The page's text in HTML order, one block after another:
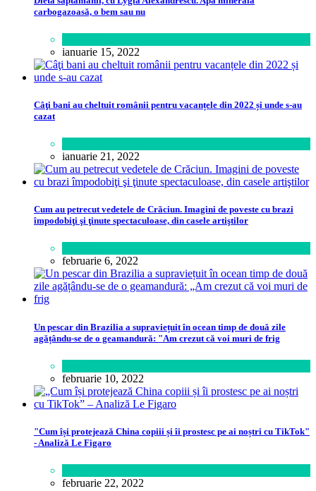
carbogazoasă, o bem sau nu
ianuarie 15, 2022
Câţi bani au cheltuit românii pentru vacanțele din 2022 și unde s-au
cazat
ianuarie 21, 2022
Cum au petrecut vedetele de Crăciun. Imagini de poveste cu brazi
împodobiţi şi ţinute spectaculoase, din casele artiştilor
februarie 6, 2022
Un pescar din Brazilia a supraviețuit în ocean timp de două zile
agățându-se de o geamandură: "Am crezut că voi muri de frig
februarie 10, 2022
"Cum își protejează China copiii și îi prostesc pe ai noștri cu TikTok"
- Analiză Le Figaro
februarie 22, 2022